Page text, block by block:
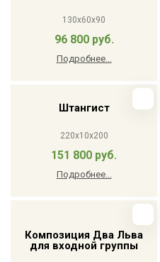
130x60x90
96 800 руб.
Подробнее...
Штангист
220x10x200
151 800 руб.
Подробнее...
Композиция Два Льва
для входной группы